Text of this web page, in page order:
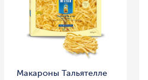
Макароны Тальятелле